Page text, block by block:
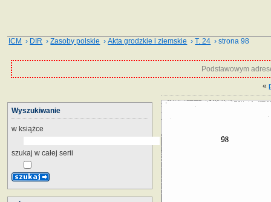
ICM › DIR ›Zasoby polskie ›Akta grodzkie i ziemskie ›T. 24 › strona 98
Podstawowym
«
Wyszukiwanie
w książce
szukaj w całej serii